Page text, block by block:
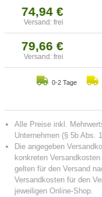
74,94 €
Versand: frei
79,66 €
Versand: frei
0-2 Tage